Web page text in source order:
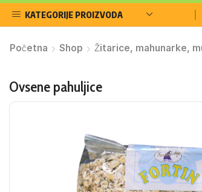
KATEGORIJE PROIZVODA
Početna Shop Žitarice, mahunarke,
Ovsene pahuljice